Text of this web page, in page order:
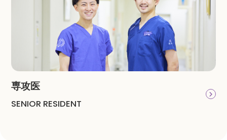
専攻医
SENIOR RESIDENT